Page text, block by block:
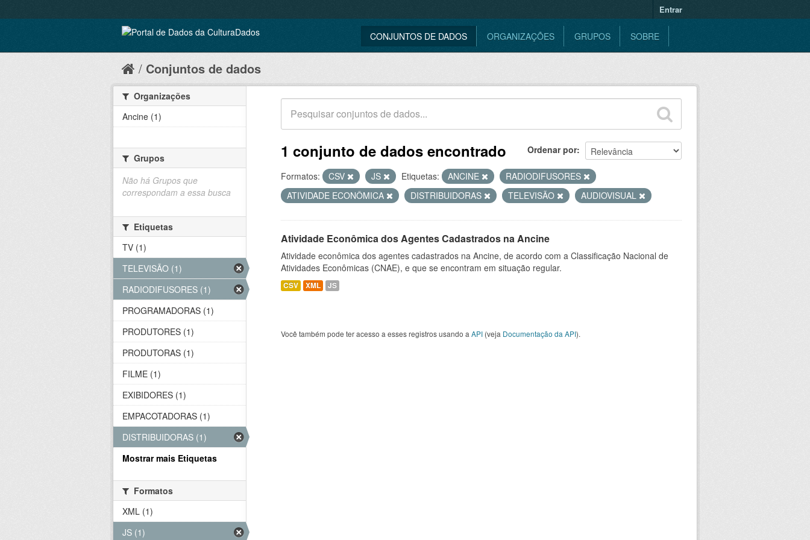
Entrar
CONJUNTOS DE DADOS ORGANIZAÇÕES GRUPOS SOBRE
Conjuntos de dados
Ordenar por
1 conjunto de dados encontrado
Formatos: CSV JS Etiquetas: ANCINE
RADIODIFUSORES
ATIVIDADE ECONÔMICA
DISTRIBUIDORAS TELEVISÃO AUDIOVISUAL
Atividade Econômica dos Agentes Cadastrados na Ancine
Atividade econômica dos agentes cadastrados na Ancine, de acordo com a Classificação Nacional de
Atividades Econômicas (CNAE), e que se encontram em situação regular.
CSV XML JS
Você também pode ter acesso a esses registros usando a API (veja Documentação da API).
Organizações
Ancine (1)
Grupos
Não há Grupos que
correspondam a essa busca
Etiquetas
TV (1)
TELEVISÃO (1)
RADIODIFUSORES (1)
PROGRAMADORAS (1)
PRODUTORES (1)
PRODUTORAS (1)
FILME (1)
EXIBIDORES (1)
EMPACOTADORAS (1)
DISTRIBUIDORAS (1)
Mostrar mais Etiquetas
Formatos
XML (1)
JS (1)